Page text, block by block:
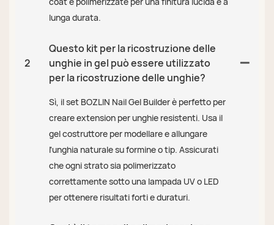
lunga durata.
2
Questo kit per la ricostruzione delle
unghie in gel può essere utilizzato
per la ricostruzione delle unghie?
Sì, il set BOZLIN Nail Gel Builder è perfetto per
creare extension per unghie resistenti. Usa il
gel costruttore per modellare e allungare
l'unghia naturale su formine o tip. Assicurati
che ogni strato sia polimerizzato
correttamente sotto una lampada UV o LED
per ottenere risultati forti e duraturi.